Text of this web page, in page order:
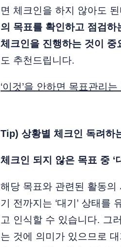
면 체크인을 하지 않아도
의 목표를 확인하고 점검
체크인을 진행하는 것이 중
도 추천드립니다.
‘이것’을 안하면 목표관리
Tip) 상황별 체크인 독려하
체크인 되지 않은 목표 중 ‘
해당 목표와 관련된 활동의
기 전까지는 ‘대기’ 상태를
고 인식할 수 있습니다. 그
는 것에 의미가 있으므로